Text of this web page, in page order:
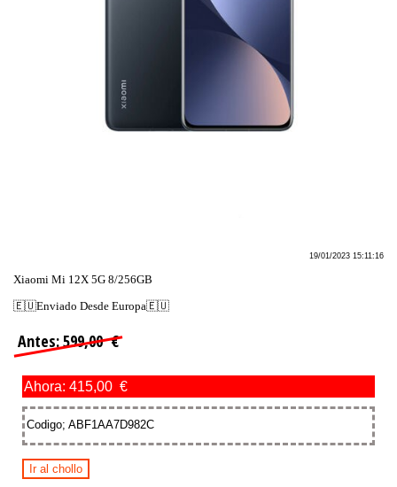
19/01/2023 15:11:16
Xiaomi Mi 12X 5G 8/256GB
🇪🇺Enviado Desde Europa🇪🇺
Antes: 599,00 €
Ahora: 415,00 €
Codigo; ABF1AA7D982C
Ir al chollo